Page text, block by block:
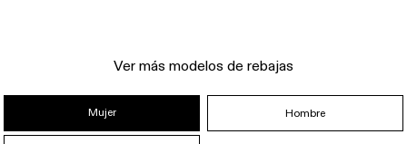
Ver más modelos de rebajas
Mujer Hombre